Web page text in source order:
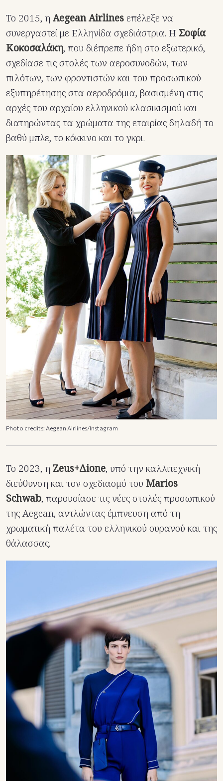
Το 2015, η Aegean Airlinesεπέλεξε να
συνεργαστεί με Ελληνίδα σχεδιάστρια. Η Σοφία
Κοκοσαλάκη, που διέπρεπε ήδη στο εξωτερικό,
σχεδίασε τις στολές των αεροσυνοδών, των
πιλότων, των φροντιστών και του προσωπικού
εξυπηρέτησης στα αεροδρόμια, βασισμένη στις
αρχές του αρχαίου ελληνικού κλασικισμού και
διατηρώντας τα χρώματα της εταιρίας δηλαδή το
βαθύ μπλε, το κόκκινο και το γκρι.
Photo credits: Aegean Airlines/Instagram
To 2023, η Zeus+Δione, υπό την καλλιτεχνική
διεύθυνση και τον σχεδιασμό του Marios
Schwab, παρουσίασε τις νέες στολές προσωπικού
της Aegean, αντλώντας έμπνευση από τη
χρωματική παλέτα του ελληνικού ουρανού και της
θάλασσας.